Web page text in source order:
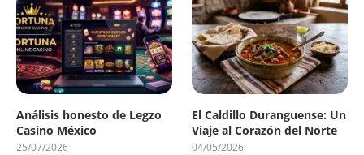
Análisis honesto de Legzo
Casino México
25/07/2026
El Caldillo Duranguense: Un
Viaje al Corazón del Norte
04/05/2026